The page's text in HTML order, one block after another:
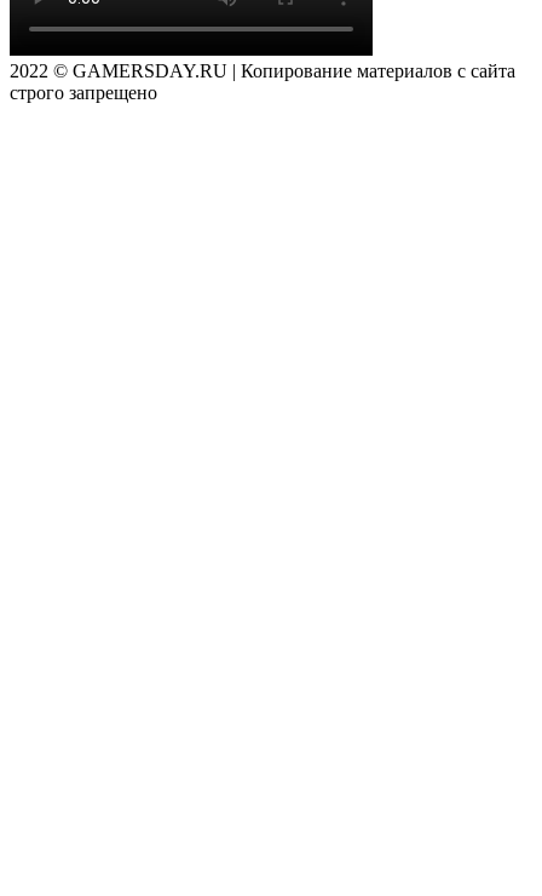
2022 © GAMERSDAY.RU | Копирование материалов с сайта
строго запрещено